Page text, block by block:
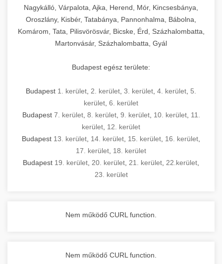
Nagykálló, Várpalota, Ajka, Herend, Mór, Kincsesbánya,
Oroszlány, Kisbér, Tatabánya, Pannonhalma, Bábolna,
Komárom, Tata, Pilisvörösvár, Bicske, Érd, Százhalombatta,
Martonvásár, Százhalombatta, Gyál
Budapest egész területe:
Budapest 1. kerület 2. kerület 3. kerület 4. kerület 5.
kerület 6. kerület
Budapest 7. kerület, 8. kerület, 9. kerület, 10. kerület, 11.
kerület 12. kerület
Budapest 13. kerület 14. kerület 15. kerület 16. kerület
17. kerület 18. kerület
Budapest 19. kerület 20. kerület 21. kerület 22.kerület
23. kerület
Nem működő CURL function.
Nem működő CURL function.